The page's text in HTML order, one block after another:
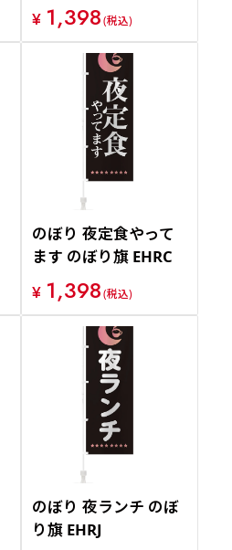
¥ 1,398(税込)
のぼり 夜定食やって
ます のぼり旗 EHRC
¥ 1,398(税込)
のぼり 夜ランチ のぼ
り旗 EHRJ